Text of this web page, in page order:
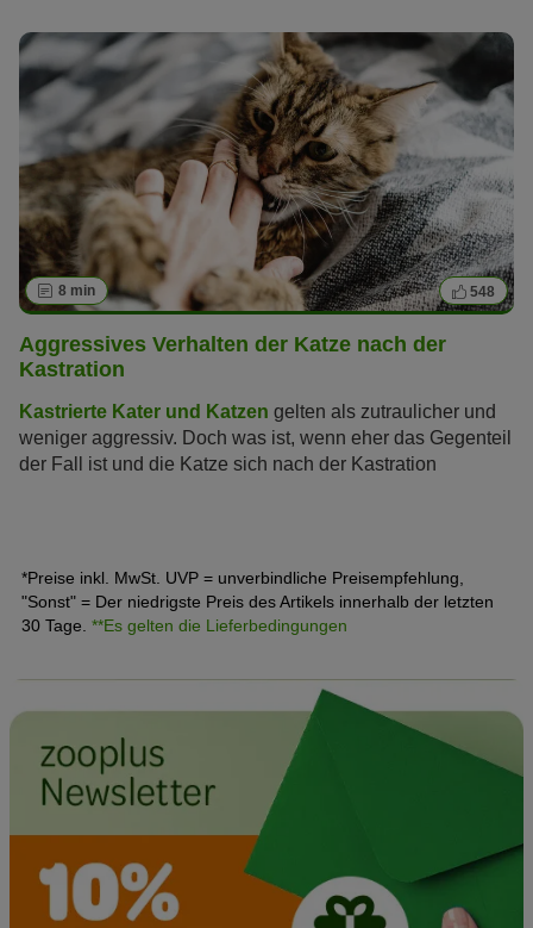
8 min 548
Aggressives Verhalten der Katze nach der
Kastration
Kastrierte Kater und Katzen gelten als zutraulicher und
weniger aggressiv. Doch was ist, wenn eher das Gegenteil
der Fall ist und die Katze sich nach der Kastration
*Preise inkl. MwSt. UVP = unverbindliche Preisempfehlung,
"Sonst" = Der niedrigste Preis des Artikels innerhalb der letzten
30 Tage. **Es gelten die Lieferbedingungen